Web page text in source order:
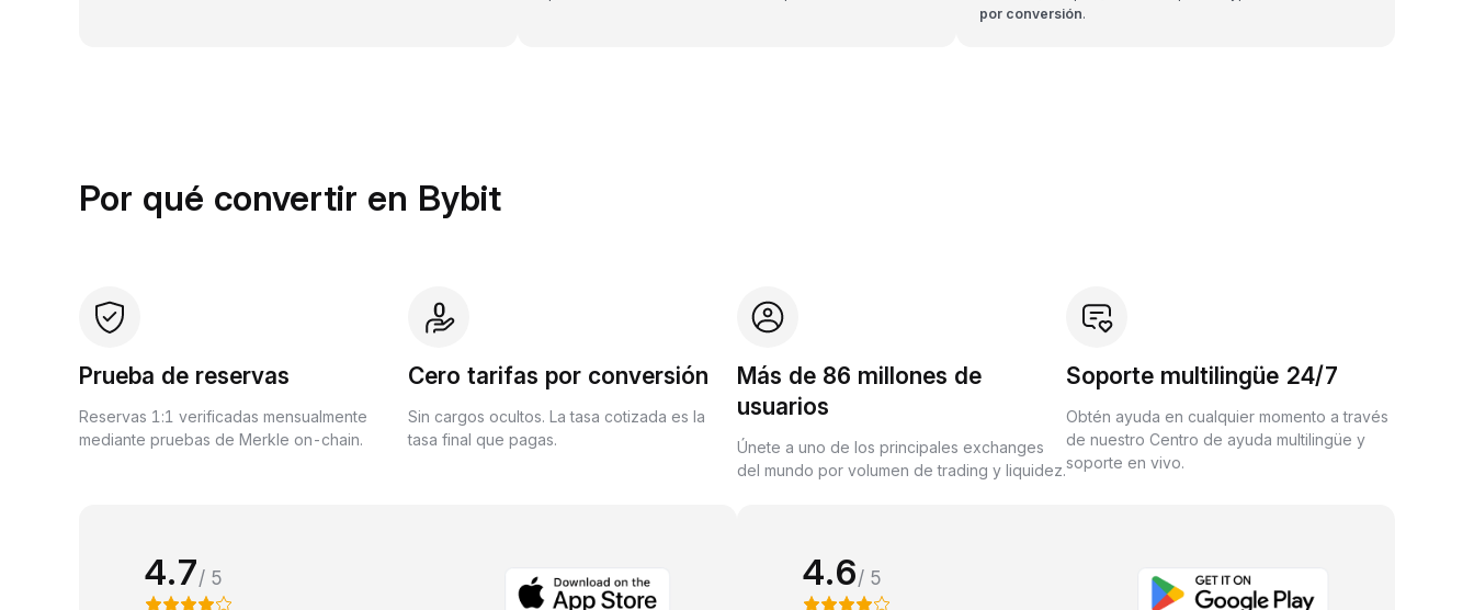
por conversión.
Por qué convertir en Bybit
Prueba de reservas
Reservas 1:1 verificadas mensualmente
mediante pruebas de Merkle on-chain.
Cero tarifas por conversión
Sin cargos ocultos. La tasa cotizada es la
tasa final que pagas.
Más de 86 millones de
usuarios
Únete a uno de los principales exchanges
del mundo por volumen de trading y liquidez.
Soporte multilingüe 24/7
Obtén ayuda en cualquier momento a través
de nuestro Centro de ayuda multilingüe y
soporte en vivo.
4.7/ 5 4.6/ 5